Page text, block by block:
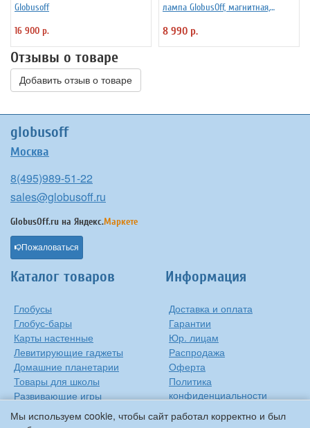
Мы используем cookie, чтобы сайт работал корректно и был
Globusoff
16 900 р.
лампа GlobusOff, магнитная,
8 990 р.
Отзывы о товаре
Добавить отзыв о товаре
globusoff
Москва
8(495)989-51-22
sales@globusoff.ru
GlobusOff.ru на Яндекс.Маркете
Пожаловаться
Каталог товаров
Глобусы
Глобус-бары
Карты настенные
Левитирующие гаджеты
Домашние планетарии
Товары для школы
Развивающие игры
Оригинальные игрушки
Подарки на Новый Год
Информация
Доставка и оплата
Гарантии
Юр. лицам
Распродажа
Оферта
Политика
конфиденциальности
Контакты
О компании